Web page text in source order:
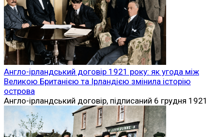
Англо-ірландський договір 1921 року: як угода між
Великою Британією та Ірландією змінила історію
острова
Англо-ірландський договір, підписаний 6 грудня 1921